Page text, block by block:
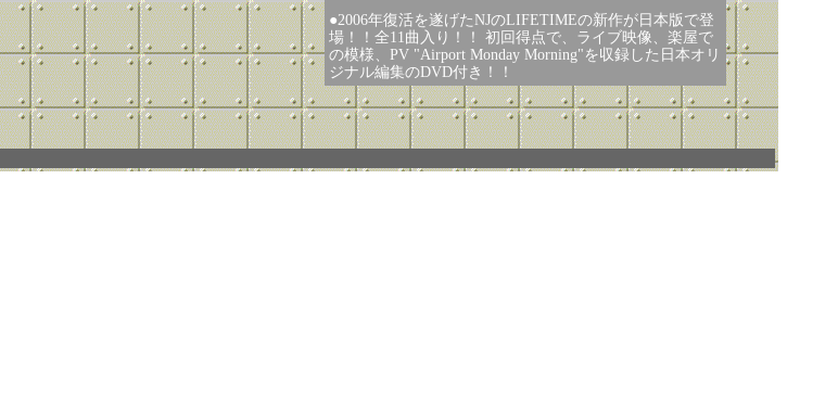
●2006年復活を遂げたNJのLIFETIMEの新作が日本版で登
場！！全11曲入り！！ 初回得点で、ライブ映像、楽屋で
の模様、PV "Airport Monday Morning"を収録した日本オリ
ジナル編集のDVD付き！！